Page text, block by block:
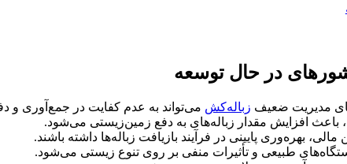
مدیریت ضعیف زباله‌کش می‌تواند به عدم کفایت در جمع‌آوری و
باعث افزایش مقدار زباله‌های به دفع زمین‌زیستی می‌شود.
بهره‌وری پایینی در فرآیند بازیافت زباله‌ها داشته باشند.
طبیعی و تأثیرات منفی بر روی تنوع زیستی می‌شود.